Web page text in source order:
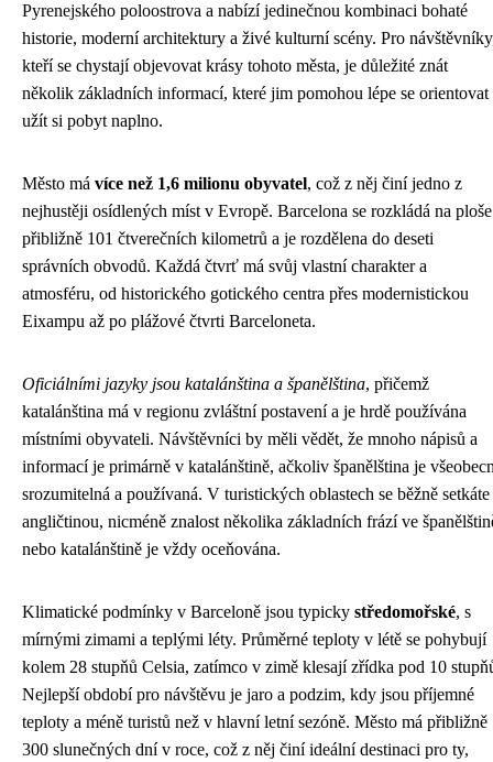
Pyrenejského poloostrova a nabízí jedinečnou kombinaci bohaté
historie, moderní architektury a živé kulturní scény. Pro
kteří se chystají objevovat krásy tohoto města, je důležité znát
několik základních informací, které jim pomohou lépe se orientovat
užít si pobyt naplno.
Město má více než 1,6 milionu obyvatel, což z něj činí jedno z
nejhustěji osídlených míst v Evropě. Barcelona se rozkládá na ploše
přibližně 101 čtverečních kilometrů a je rozdělena do deseti
správních obvodů. Každá čtvrť má svůj vlastní charakter a
atmosféru, od historického gotického centra přes modernistickou
Eixampu až po plážové čtvrti Barceloneta.
Oficiálními jazyky jsou katalánština a španělština, přičemž
katalánština má v regionu zvláštní postavení a je hrdě používána
místními obyvateli. Návštěvníci by měli vědět, že mnoho nápisů a
informací je primárně v katalánštině, ačkoliv španělština je
srozumitelná a používaná. V turistických oblastech se běžně setkáte
angličtinou, nicméně znalost několika základních frází ve
nebo katalánštině je vždy oceňována.
Klimatické podmínky v Barceloně jsou typicky středomořské, s
mírnými zimami a teplými léty. Průměrné teploty v létě se pohybují
kolem 28 stupňů Celsia, zatímco v zimě klesají zřídka pod 10
Nejlepší období pro návštěvu je jaro a podzim, kdy jsou příjemné
teploty a méně turistů než v hlavní letní sezóně. Město má přibližně
300 slunečných dní v roce, což z něj činí ideální destinaci pro ty,